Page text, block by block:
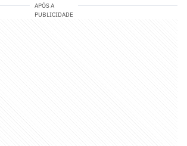
APÓS A
PUBLICIDADE